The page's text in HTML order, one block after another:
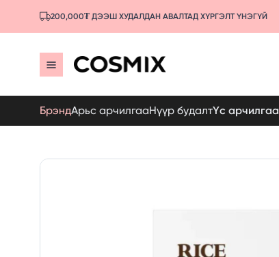
200,000₮ ДЭЭШ ХУДАЛДАН АВАЛТАД ХҮРГЭЛТ ҮНЭГҮЙ
БрэндАрьс арчилгааНүүр будалтҮс арчилгаа